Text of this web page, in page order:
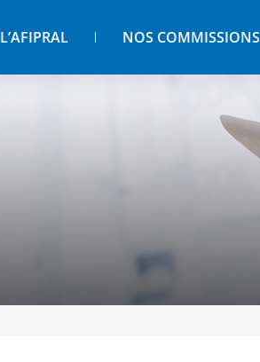
L’AFIPRAL NOS COMMISSIONS